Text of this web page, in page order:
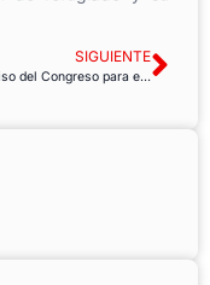
SIGUIENTE
Compromiso del Congreso para equiparar los permisos de maternidad y paternidad